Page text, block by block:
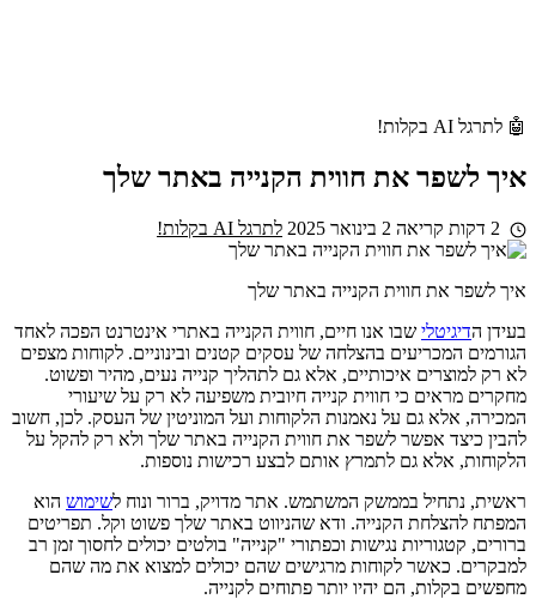
🤖 לתרגל AI בקלות!
איך לשפר את חווית הקנייה באתר שלך
2 בינואר 2025 לתרגל AI בקלות!
איך לשפר את חווית הקנייה באתר שלך
בעידן הדיגיטלי שבו אנו חיים, חווית הקנייה באתרי אינטרנט הפכה לאחד
הגורמים המכריעים בהצלחה של עסקים קטנים ובינוניים. לקוחות מצפים
לא רק למוצרים איכותיים, אלא גם לתהליך קנייה נעים, מהיר ופשוט.
מחקרים מראים כי חווית קנייה חיובית משפיעה לא רק על שיעורי
המכירה, אלא גם על נאמנות הלקוחות ועל המוניטין של העסק. לכן, חשוב
להבין כיצד אפשר לשפר את חווית הקנייה באתר שלך ולא רק להקל על
הלקוחות, אלא גם לתמרץ אותם לבצע רכישות נוספות.
ראשית, נתחיל בממשק המשתמש. אתר מדויק, ברור ונוח לשימוש הוא
המפתח להצלחת הקנייה. ודא שהניווט באתר שלך פשוט וקל. תפריטים
ברורים, קטגוריות נגישות וכפתורי "קנייה" בולטים יכולים לחסוך זמן רב
למבקרים. כאשר לקוחות מרגישים שהם יכולים למצוא את מה שהם
מחפשים בקלות, הם יהיו יותר פתוחים לקנייה.